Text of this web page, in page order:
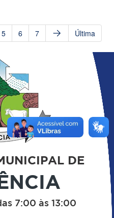
5 6 7 Última
DE
7:00 às 13:00